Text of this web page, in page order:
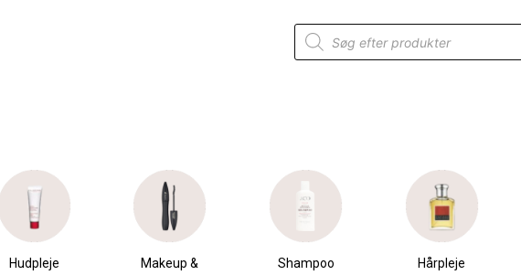
Products
search
Hudpleje
Makeup &
Shampoo Hårpleje